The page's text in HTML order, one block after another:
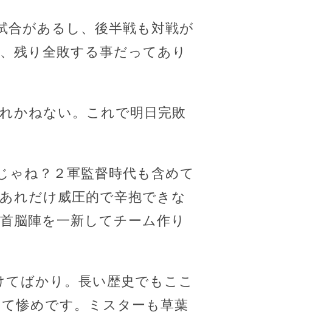
合があるし、後半戦も対戦が
残り全敗する事だってあり
かねない。これで明日完敗
ね？２軍監督時代も含めて
れだけ威圧的で辛抱できな
脳陣を一新してチーム作り
ばかり。長い歴史でもここ
惨めです。ミスターも草葉